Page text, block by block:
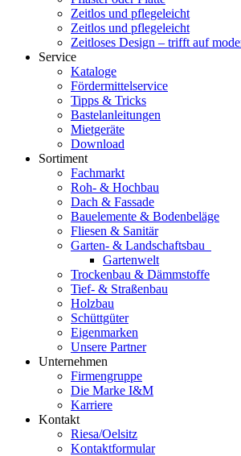
Zeitlos und pflegeleicht
Zeitlos und pflegeleicht
Zeitloses Design – trifft auf
Service
Kataloge
Fördermittelservice
Tipps & Tricks
Bastelanleitungen
Mietgeräte
Download
Sortiment
Fachmarkt
Roh- & Hochbau
Dach & Fassade
Bauelemente & Bodenbeläge
Fliesen & Sanitär
Garten- & Landschaftsbau
Gartenwelt
Trockenbau & Dämmstoffe
Tief- & Straßenbau
Holzbau
Schüttgüter
Eigenmarken
Unsere Partner
Unternehmen
Firmengruppe
Die Marke I&M
Karriere
Kontakt
Riesa/Oelsitz
Kontaktformular